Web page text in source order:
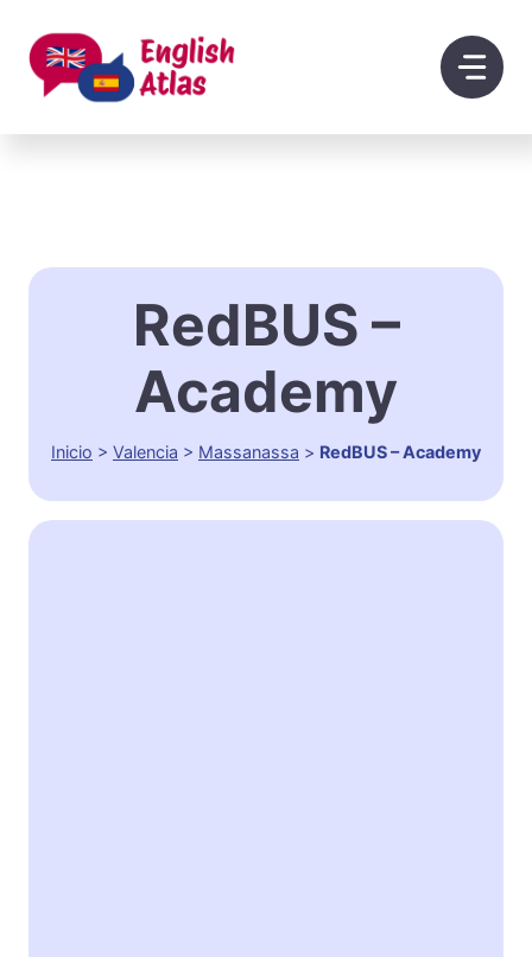
contenido
RedBUS –
Academy
Inicio > Valencia > Massanassa > RedBUS – Academy